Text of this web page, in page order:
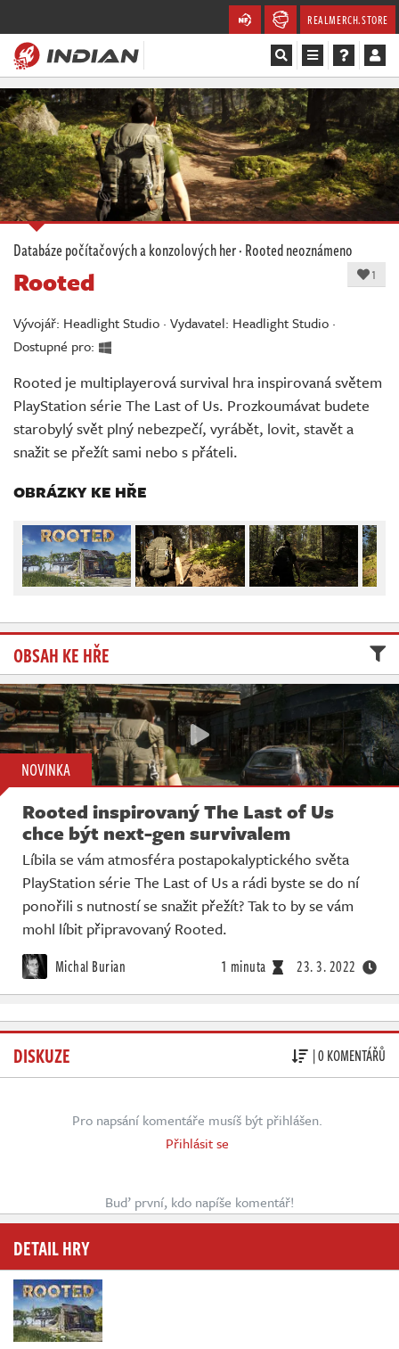
REALMERCH.STORE
Magazín
Recenze
Videa
Soutěže
Databáze
Komunita
Redakce
Živě
Databáze počítačových a konzolových her·Rootedneoznámeno
1
Rooted
Vývojář: Headlight Studio · Vydavatel: Headlight Studio ·
Dostupné pro:
Rooted je multiplayerová survival hra inspirovaná světem
PlayStation série The Last of Us. Prozkoumávat budete
starobylý svět plný nebezpečí, vyrábět, lovit, stavět a
snažit se přežít sami nebo s přáteli.
OBRÁZKY KE HŘE
OBSAH KE HŘE
NOVINKA
Rooted inspirovaný The Last of Us
chce být next-gen survivalem
Líbila se vám atmosféra postapokalyptického světa
PlayStation série The Last of Us a rádi byste se do ní
ponořili s nutností se snažit přežít? Tak to by se vám
mohl líbit připravovaný Rooted.
Michal Burian 1 minuta 23. 3. 2022
DISKUZE | 0 KOMENTÁŘŮ
Pro napsání komentáře musíš být přihlášen.
Přihlásit se
Buď první, kdo napíše komentář!
DETAIL HRY